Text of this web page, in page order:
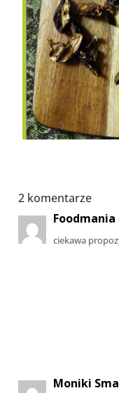
2 komentarze
Foodmania
ciekawa
Moniki